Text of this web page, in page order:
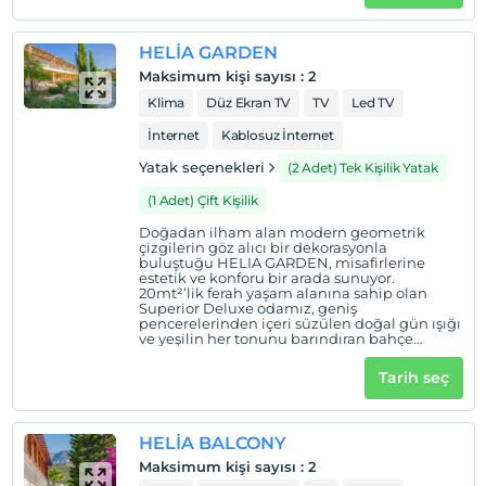
Haritada Göster
En erken saat 14:00 ve sonrası
En geç saat 12:00 ve öncesi
Evcil hayvan barınabilir
Çocuklar
Tesisimizde 13 yaş altı çocuklar konaklayamaz
HELİA GARDEN
Maksimum kişi sayısı : 2
Klima Düz Ekran TV TV
Led TV
İnternet
Kablosuz İnternet
Yatak seçenekleri
(2 Adet) Tek Kişilik Yatak
(1 Adet) Çift Kişilik
Doğadan ilham alan modern geometrik
çizgilerin göz alıcı bir dekorasyonla
buluştuğu HELIA GARDEN, misafirlerine
estetik ve konforu bir arada sunuyor.
20mt²’lik ferah yaşam alanına sahip olan
Superior Deluxe odamız, geniş
pencerelerinden içeri süzülen doğal gün ışığı
ve yeşilin her tonunu barındıran bahçe
manzarasıyla ruhunuzu dinlendiriyor.
Datça’nın eşsiz doğasında zihninizi
tazeleyeceğiniz bu özel atmosferde,
doğallıktan ödün vermeden ayrıcalıklı ve
konforlu bir konaklama deneyimi sizleri
Tarih seç
HELİA BALCONY
Maksimum kişi sayısı : 2